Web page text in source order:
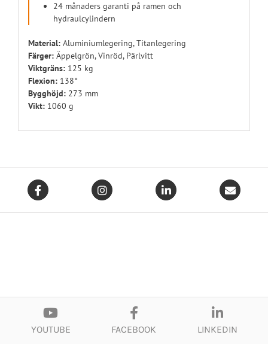
24 månaders garanti på ramen och
hydraulcylindern
Material:Aluminiumlegering, Titanlegering
Färger:Äppelgrön, Vinröd, Pärlvitt
Viktgräns:125 kg
Flexion:138°
Bygghöjd:273 mm
Vikt:1060 g
YOUTUBE FACEBOOK LINKEDIN